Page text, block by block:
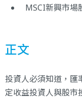
MSCI新興市場
正文
投資人必須知道，匯
定收益投資人與股市